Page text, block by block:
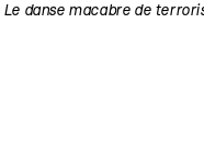
Le danse macabre de